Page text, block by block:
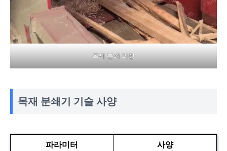
목재 분쇄 과정
목재 분쇄기 기술 사양
파라미터
사양